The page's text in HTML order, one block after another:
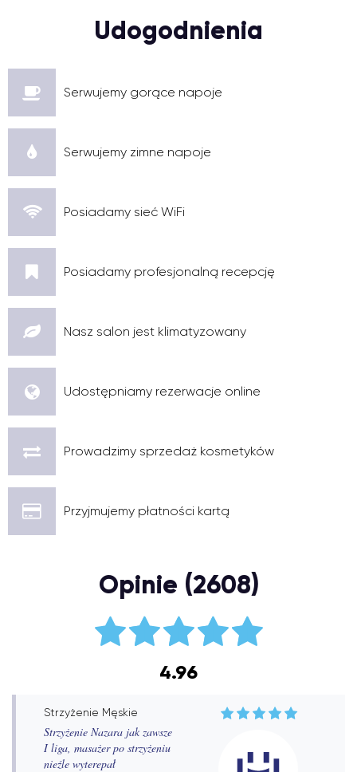
Udogodnienia
Serwujemy gorące napoje
Serwujemy zimne napoje
Posiadamy sieć WiFi
Posiadamy profesjonalną recepcję
Nasz salon jest klimatyzowany
Udostępniamy rezerwacje online
Prowadzimy sprzedaż kosmetyków
Przyjmujemy płatności kartą
Opinie (2608)
4.96
Strzyżenie Męskie
Strzyżenie Nazara jak zawsze
I liga, masażer po strzyżeniu
nieźle wyterepał